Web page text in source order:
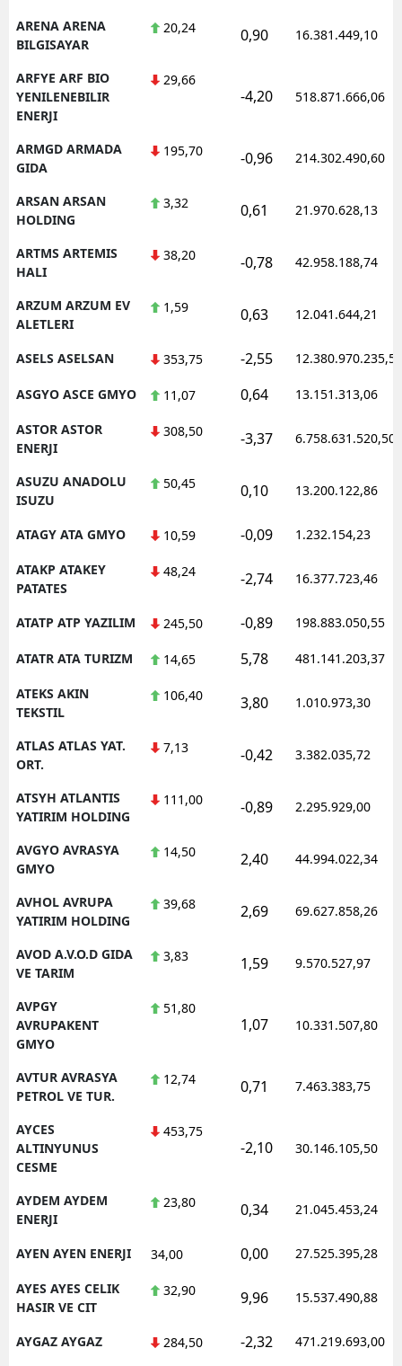
ARENA ARENA
BILGISAYAR
20,24 0,90 16.381.449,10
ARFYE ARF BIO
YENILENEBILIR
ENERJI
29,66
-4,20 518.871.666,06
ARMGD ARMADA
GIDA
195,70 -0,96 214.302.490,60
ARSAN ARSAN
HOLDING
3,32 0,61 21.970.628,13
ARTMS ARTEMIS
HALI
38,20 -0,78 42.958.188,74
ARZUM ARZUM EV
ALETLERI
1,59 0,63 12.041.644,21
ASELS ASELSAN 353,75 -2,55 12.380.970.235,50
ASGYO ASCE GMYO 11,07 0,64 13.151.313,06
ASTOR ASTOR
ENERJI
308,50 -3,37 6.758.631.520,50
ASUZU ANADOLU
ISUZU
50,45 0,10 13.200.122,86
ATAGY ATA GMYO 10,59 -0,09 1.232.154,23
ATAKP ATAKEY
PATATES
48,24 -2,74 16.377.723,46
ATATP ATP YAZILIM 245,50 -0,89 198.883.050,55
ATATR ATA TURIZM 14,65 5,78 481.141.203,37
ATEKS AKIN
TEKSTIL
106,40 3,80 1.010.973,30
ATLAS ATLAS YAT.
ORT.
7,13 -0,42 3.382.035,72
ATSYH ATLANTIS
YATIRIM HOLDING
111,00 -0,89 2.295.929,00
AVGYO AVRASYA
GMYO
14,50 2,40 44.994.022,34
AVHOL AVRUPA
YATIRIM HOLDING
39,68 2,69 69.627.858,26
AVOD A.V.O.D GIDA
VE TARIM
3,83 1,59 9.570.527,97
AVPGY
AVRUPAKENT
GMYO
51,80
1,07 10.331.507,80
AVTUR AVRASYA
PETROL VE TUR.
12,74 0,71 7.463.383,75
AYCES
ALTINYUNUS
CESME
453,75
-2,10 30.146.105,50
AYDEM AYDEM
ENERJI
23,80 0,34 21.045.453,24
AYEN AYEN ENERJI 34,00 0,00 27.525.395,28
AYES AYES CELIK
HASIR VE CIT
32,90 9,96 15.537.490,88
AYGAZ AYGAZ 284,50 -2,32 471.219.693,00